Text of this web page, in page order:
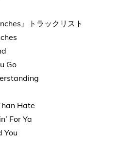
』トラックリスト
Go
Hate
For Ya
You